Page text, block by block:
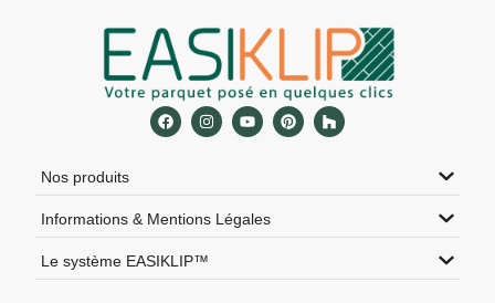
Nos produits
Informations & Mentions Légales
Le système EASIKLIP™